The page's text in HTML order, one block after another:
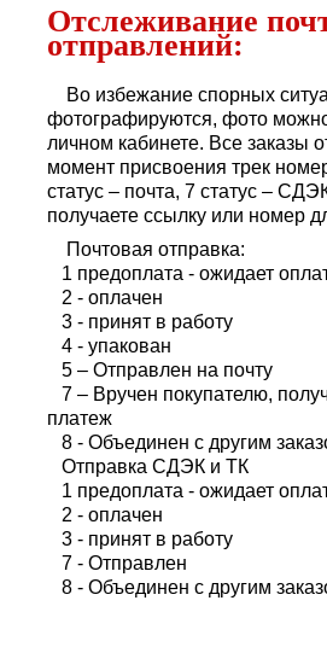
Отслеживание
отправлений:
Во избежание спорных
фотографируются, фото
личном кабинете. Все заказы
момент присвоения трек
статус – почта, 7 статус –
получаете ссылку или номер
Почтовая отправка:
1 предоплата - ожидает
2 - оплачен
3 - принят в работу
4 - упакован
5 – Отправлен на почту
7 – Вручен покупателю,
платеж
8 - Объединен с другим
Отправка СДЭК и ТК
1 предоплата - ожидает
2 - оплачен
3 - принят в работу
7 - Отправлен
8 - Объединен с другим